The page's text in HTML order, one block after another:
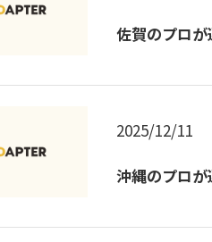
佐賀のプロが
2025/12/11
沖縄のプロが